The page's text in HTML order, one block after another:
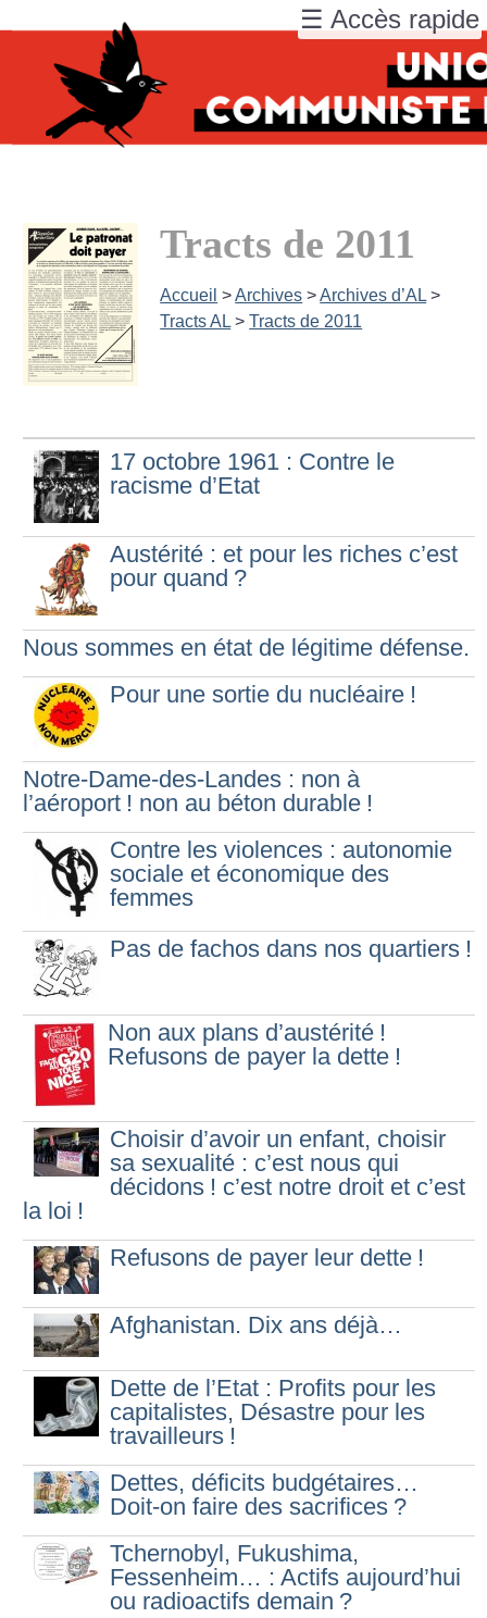
Tracts de 2011
Accueil >Archives >Archives d’AL >
Tracts AL >Tracts de 2011
17 octobre 1961 : Contre le
racisme d’Etat
Austérité : et pour les riches c’est
pour quand ?
Nous sommes en état de légitime défense.
Pour une sortie du nucléaire !
Notre-Dame-des-Landes : non à
l’aéroport ! non au béton durable !
Contre les violences : autonomie
sociale et économique des
femmes
Pas de fachos dans nos quartiers !
Non aux plans d’austérité !
Refusons de payer la dette !
Choisir d’avoir un enfant, choisir
sa sexualité : c’est nous qui
décidons ! c’est notre droit et c’est
la loi !
Refusons de payer leur dette !
Afghanistan. Dix ans déjà…
Dette de l’Etat : Profits pour les
capitalistes, Désastre pour les
travailleurs !
Dettes, déficits budgétaires…
Doit-on faire des sacrifices ?
Tchernobyl, Fukushima,
Fessenheim… : Actifs aujourd’hui
ou radioactifs demain ?
☰ Accès rapide